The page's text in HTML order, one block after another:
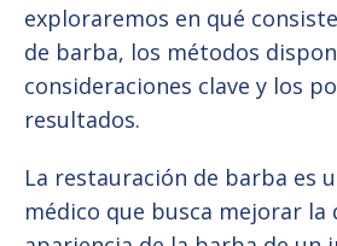
exploraremos en qué
de barba, los métodos
consideraciones clave y los
resultados.
La restauración de barba es
médico que busca mejorar la